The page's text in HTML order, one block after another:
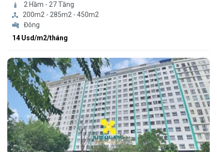
2 Hầm - 27 Tầng
200m2 - 285m2 - 450m2
Đông
14 Usd/m2/tháng